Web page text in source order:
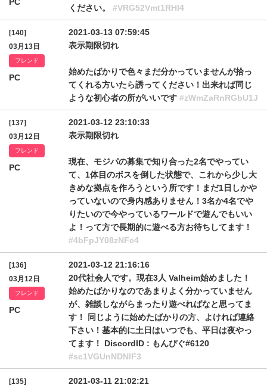
ください。 #VRG52Vmt1RHI4
[140]
03月13日
フレンド
PC
2021-03-13 07:59:45
表示期限切れ
始めたばかりで色々まだ分かっていませんが拾っ
てくれる方いたら誘ってください！出来れば同じ
ような初心者の所がいいです #zWmZaRnRGbU1J
[137]
03月12日
フレンド
PC
2021-03-12 23:10:33
表示期限切れ
現在、モジパの募集で知り合った2名でやってい
て、1体目のボスを倒した状態で、これから少し大
きめな拠点を作ろうという所です！まだ1日しかや
っていないので身内感ありません！3名か4名でや
りたいので今やっているワールドで遊んでもいい
よ！って方で長期的に遊べる方お待ちしてます！
#4bFpJY08zNFc4
[136]
03月12日
フレンド
PC
2021-03-12 21:16:16
20代社会人です。現在3人 Valheim始めました！
始めたばかりなのであまりよく分かっていません
が、雑談しながらまったり遊べればなと思ってま
す！ 同じように始めたばかりの方、よければ連絡
下さい！基本的に土日はいつでも、平日は夜やっ
てます！ DiscordID : もんぴぐ#6120
#sc1VGUnNDNlF3
[135] 2021-03-11 21:02:21